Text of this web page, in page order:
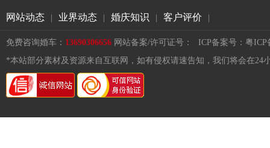
网站动态 业界动态 婚庆知识 客户评价
免费咨询婚车： 13690306656 网站备案/许可证号：
ICP备案号：粤ICP
*本站部分素材及资源来自互联网，如有侵权请速告知，我们将会在24